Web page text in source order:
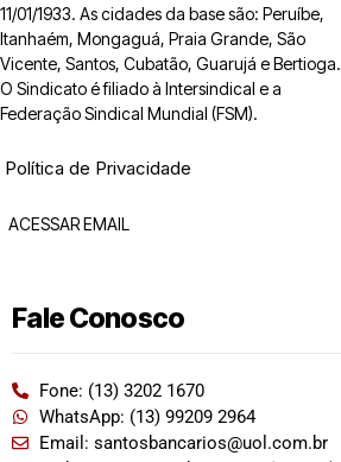
11/01/1933. As cidades da base são: Peruíbe,
Itanhaém, Mongaguá, Praia Grande, São
Vicente, Santos, Cubatão, Guarujá e Bertioga.
O Sindicato é filiado à Intersindical e a
Federação Sindical Mundial (FSM).
Política de Privacidade
ACESSAR EMAIL
Fale Conosco
Fone: (13) 3202 1670
WhatsApp: (13) 99209 2964
Email: santosbancarios@uol.com.br